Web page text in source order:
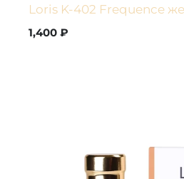
Loris K-402 Frequence
1,400₽